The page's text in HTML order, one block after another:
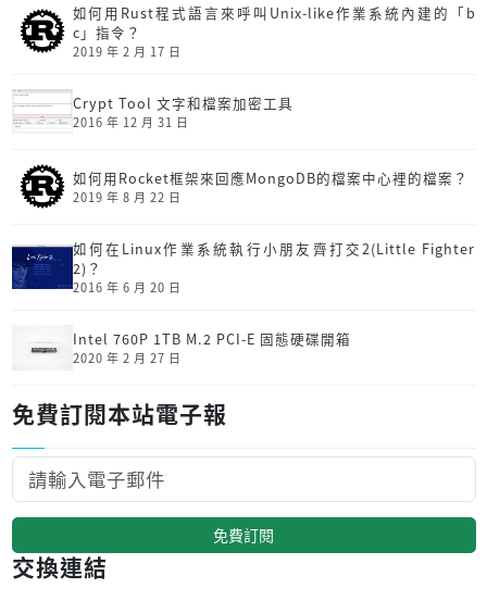
如何用Rust程式語言來呼叫Unix-like作業系統內建的「b
c」指令？
2019 年 2 月 17 日
Crypt Tool 文字和檔案加密工具
2016 年 12 月 31 日
如何用Rocket框架來回應MongoDB的檔案中心裡的檔案？
2019 年 8 月 22 日
如何在Linux作業系統執行小朋友齊打交2(Little Fighter
2)？
2016 年 6 月 20 日
Intel 760P 1TB M.2 PCI-E 固態硬碟開箱
2020 年 2 月 27 日
免費訂閱本站電子報
免費訂閱
交換連結